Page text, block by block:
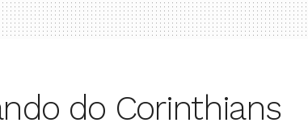
do Corinthians